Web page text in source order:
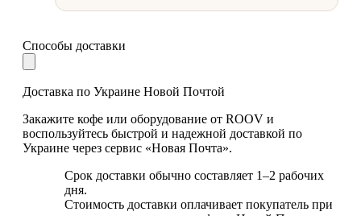
Способы доставки
Доставка по Украине Новой Почтой
Закажите кофе или оборудование от ROOV и
воспользуйтесь быстрой и надежной доставкой по
Украине через сервис «Новая Почта».
Срок доставки обычно составляет 1–2 рабочих
дня.
Стоимость доставки оплачивает покупатель при